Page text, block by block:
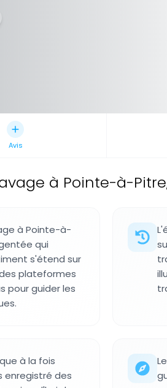
Avis
à Pointe-à-
à Pointe-à-
qui
s'étend sur
plateformes
pour guider les
à la fois
enregistré des